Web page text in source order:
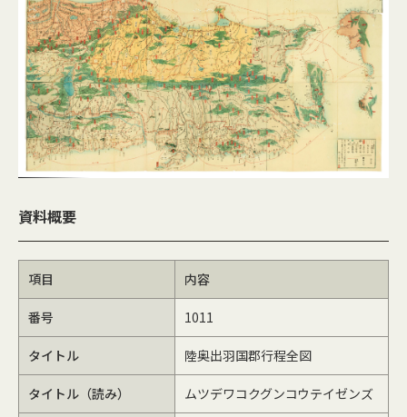
資料概要
項目 内容
番号 1011
タイトル 陸奥出羽国郡行程全図
タイトル（読み） ムツデワコクグンコウテイゼンズ